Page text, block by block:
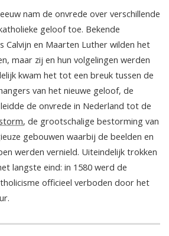
nam de onvrede over verschillende
geloof toe. Bekende
Calvijn en Maarten Luther wilden het
maar zij en hun volgelingen werden
kwam het tot een breuk tussen de
van het nieuwe geloof, de
de onvrede in Nederland tot de
, de grootschalige bestorming van
gebouwen waarbij de beelden en
werden vernield. Uiteindelijk trokken
langste eind: in 1580 werd de
officieel verboden door het